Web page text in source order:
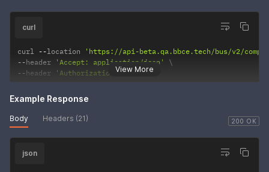
View More
curl
curl --location
'https://api-beta.qa.bbce.tech/bus/v2/
--header 'Accept: application/json'
--header 'Authorization: •••••••'
200 OK
Example Response
Body Headers (21)
json